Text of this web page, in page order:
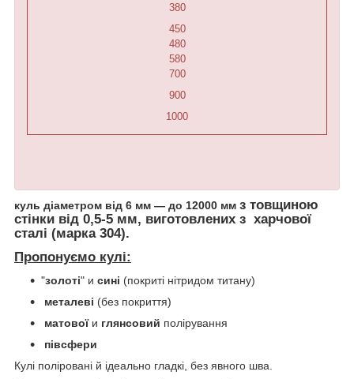
380
450
480
580
700
900
1000
куль діаметром від 6 мм — до 12000 мм з товщиною
стінки від 0,5-5 мм, виготовлених з харчової
сталі (марка 304).
Пропонуємо кулі:
"золоті" и сині (покриті нітридом титану)
металеві (без покриття)
матовоїи глянсовий полірування
півсфери
Кулі поліровані й ідеально гладкі, без явного шва.